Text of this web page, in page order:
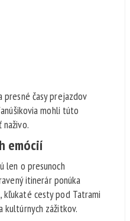
časy prejazdov
mohli túto
emócií
len o presunoch
itinerár ponúka
kľukaté cesty pod Tatrami
kultúrnych zážitkov.